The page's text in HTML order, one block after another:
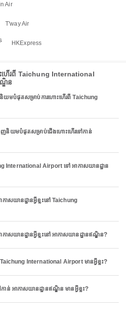
Air
T'way Air
HKExpress
ើរពី Taichung International
ឌិន
មបំផុតសម្រាប់ការហោះហើរពី Taichung
និយមបំផុតសម្រាប់ជើងហោះហើរទៅកាន់
International Airport ទៅ អាកាសយានដ្ឋាន
ាសយានដ្ឋានអ្វីខ្លះនៅ Taichung
ាសយានដ្ឋានអ្វីខ្លះនៅ អាកាសយានដ្ឋានឥណ្ឌិន?
International Airport មានអ្វីខ្លះ?
អាកាសយានដ្ឋានឥណ្ឌិន មានអ្វីខ្លះ?